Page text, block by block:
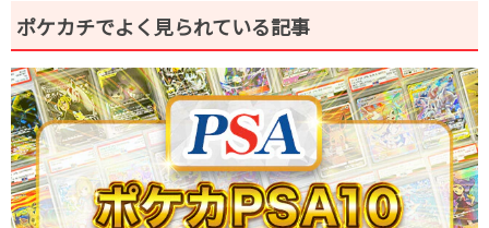
ポケカチでよく見られている記事